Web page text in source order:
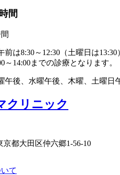
間
は8:30～12:30（土曜日は13:30
～14:00までの診療となります。
午後、水曜午後、木曜、土曜日
都大田区仲六郷1-56-10
て